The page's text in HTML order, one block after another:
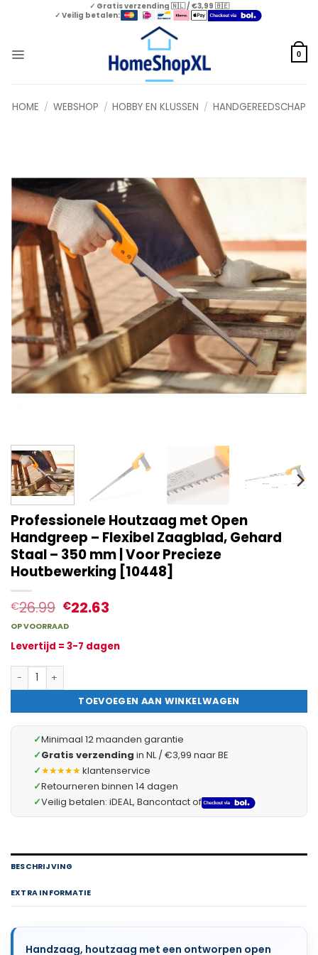
✓ Gratis verzending 🇳🇱 / €3,99 🇧🇪
✓ Veilig betalen:
0
HOME / WEBSHOP / HOBBY EN KLUSSEN / HANDGEREEDSCHAP
Professionele Houtzaag met Open
Handgreep – Flexibel Zaagblad, Gehard
Staal – 350 mm | Voor Precieze
Houtbewerking [10448]
€26.99 €22.63
OP VOORRAAD
Levertijd = 3-7 dagen
Professionele Houtzaag met Open Handgreep - Flexibel
TOEVOEGEN AAN WINKELWAGEN
✓Minimaal 12 maanden garantie
✓Gratis verzending in NL / €3,99 naar BE
✓★★★★★klantenservice
✓Retourneren binnen 14 dagen
✓Veilig betalen: iDEAL, Bancontact of
BESCHRIJVING
EXTRA INFORMATIE
Handzaag, houtzaag met een ontworpen open